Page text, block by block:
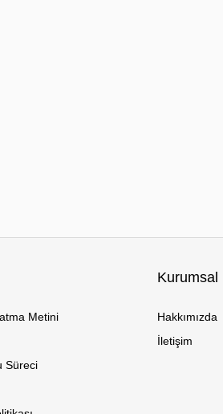
Metini
Süreci
Kurumsal
Hakkımızda
İletişim